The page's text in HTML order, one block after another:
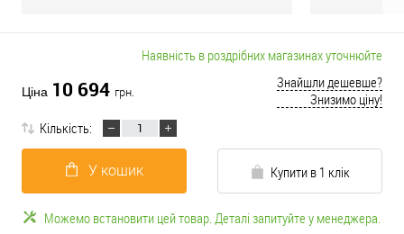
Наявність в роздрібних магазинах уточнюйте
Ціна 10 694 грн.
Знайшли дешевше?
Знизимо ціну!
Кількість:
У кошик Купити в 1 клік
Можемо встановити цей товар. Деталі запитуйте у менеджера.